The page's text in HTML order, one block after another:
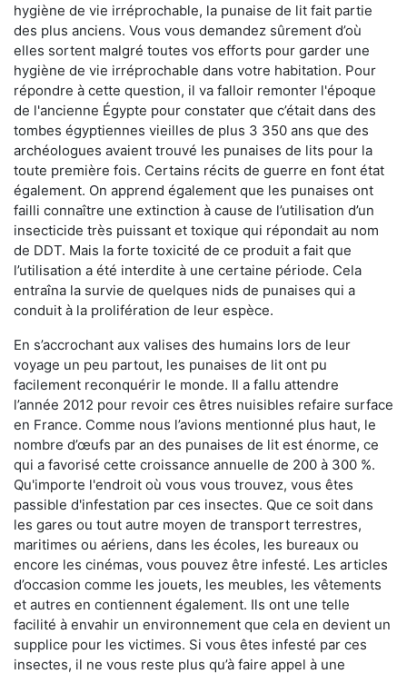
hygiène de vie irréprochable, la punaise de lit fait partie
des plus anciens. Vous vous demandez sûrement d’où
elles sortent malgré toutes vos efforts pour garder une
hygiène de vie irréprochable dans votre habitation. Pour
répondre à cette question, il va falloir remonter l'époque
de l'ancienne Égypte pour constater que c’était dans des
tombes égyptiennes vieilles de plus 3 350 ans que des
archéologues avaient trouvé les punaises de lits pour la
toute première fois. Certains récits de guerre en font état
également. On apprend également que les punaises ont
failli connaître une extinction à cause de l’utilisation d’un
insecticide très puissant et toxique qui répondait au nom
de DDT. Mais la forte toxicité de ce produit a fait que
l’utilisation a été interdite à une certaine période. Cela
entraîna la survie de quelques nids de punaises qui a
conduit à la prolifération de leur espèce.
En s’accrochant aux valises des humains lors de leur
voyage un peu partout, les punaises de lit ont pu
facilement reconquérir le monde. Il a fallu attendre
l’année 2012 pour revoir ces êtres nuisibles refaire surface
en France. Comme nous l’avions mentionné plus haut, le
nombre d’œufs par an des punaises de lit est énorme, ce
qui a favorisé cette croissance annuelle de 200 à 300 %.
Qu'importe l'endroit où vous vous trouvez, vous êtes
passible d'infestation par ces insectes. Que ce soit dans
les gares ou tout autre moyen de transport terrestres,
maritimes ou aériens, dans les écoles, les bureaux ou
encore les cinémas, vous pouvez être infesté. Les articles
d’occasion comme les jouets, les meubles, les vêtements
et autres en contiennent également. Ils ont une telle
facilité à envahir un environnement que cela en devient un
supplice pour les victimes. Si vous êtes infesté par ces
insectes, il ne vous reste plus qu’à faire appel à une